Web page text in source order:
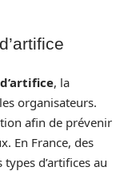
, la
organisateurs.
afin de prévenir
En France, des
d’artifices au